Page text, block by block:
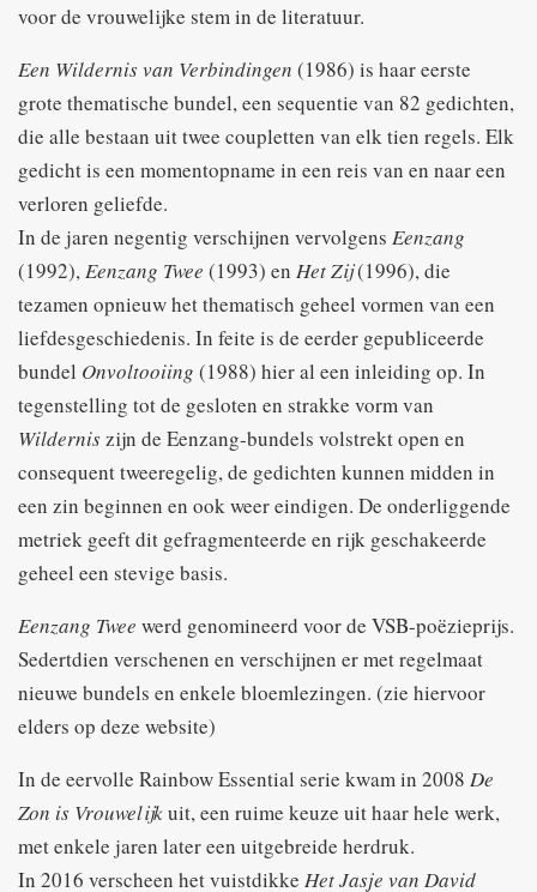
voor de vrouwelijke stem in de literatuur.
Een Wildernis van Verbindingen (1986) is haar eerste
grote thematische bundel, een sequentie van 82 gedichten,
die alle bestaan uit twee coupletten van elk tien regels. Elk
gedicht is een momentopname in een reis van en naar een
verloren geliefde.
In de jaren negentig verschijnen vervolgens Eenzang
(1992),Eenzang Twee (1993) en Het Zij(1996), die
tezamen opnieuw het thematisch geheel vormen van een
liefdesgeschiedenis. In feite is de eerder gepubliceerde
bundel Onvoltooiing (1988) hier al een inleiding op. In
tegenstelling tot de gesloten en strakke vorm van
Wilderniszijn de Eenzang-bundels volstrekt open en
consequent tweeregelig, de gedichten kunnen midden in
een zin beginnen en ook weer eindigen. De onderliggende
metriek geeft dit gefragmenteerde en rijk geschakeerde
geheel een stevige basis.
Eenzang Twee werd genomineerd voor de VSB-poëzieprijs.
Sedertdien verschenen en verschijnen er met regelmaat
nieuwe bundels en enkele bloemlezingen. (zie hiervoor
elders op deze website)
In de eervolle Rainbow Essential serie kwam in 2008 De
Zon is Vrouwelijkuit, een ruime keuze uit haar hele werk,
met enkele jaren later een uitgebreide herdruk.
In 2016 verscheen het vuistdikke Het Jasje van David